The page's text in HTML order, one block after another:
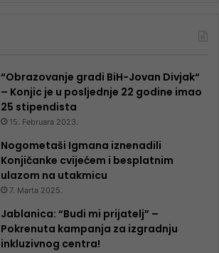
“Obrazovanje gradi BiH-Jovan Divjak“
– Konjic je u posljednje 22 godine imao
25 ​​stipendista
15. Februara 2023.
Nogometaši Igmana iznenadili
Konjičanke cvijećem i besplatnim
ulazom na utakmicu
7. Marta 2025.
Jablanica: “Budi mi prijatelj” –
Pokrenuta kampanja za izgradnju
inkluzivnog centra!